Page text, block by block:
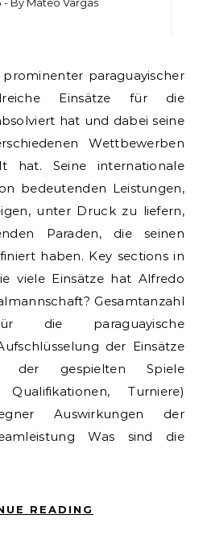
Einsätze für die
hat und dabei seine
Wettbewerben
hat. Seine internationale
bedeutenden Leistungen,
unter Druck zu liefern,
Paraden, die seinen
haben. Key sections in
viele Einsätze hat Alfredo
Gesamtanzahl
die paraguayische
der Einsätze
gespielten Spiele
Qualifikationen, Turniere)
Auswirkungen der
Was sind die
READING